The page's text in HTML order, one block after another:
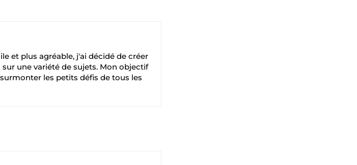
et plus agréable, j'ai décidé de créer
une variété de sujets. Mon objectif
les petits défis de tous les